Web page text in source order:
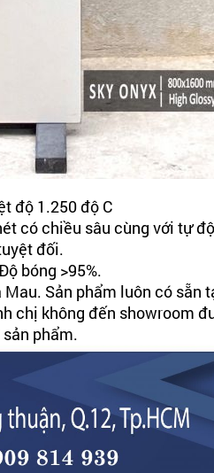
độ 1.250 độ C
có chiều sâu cùng với tự
đối.
bóng >95%.
Sản phẩm luôn có sẵn
chị không đến showroom
phẩm.